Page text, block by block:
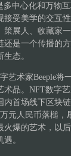
多中心化和万物
接受美学的交互
策展人、收藏家
还是一个传播的
态。
艺术家Beeple
术品。NFT数字
内首场线下区块
元人民币落槌
火爆的艺术，以
。